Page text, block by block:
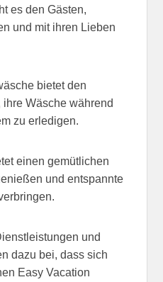
es den Gästen,
und mit ihren Lieben
bietet den
Wäsche während
zu erledigen.
einen gemütlichen
und entspannte
und
dazu bei, dass sich
Easy Vacation